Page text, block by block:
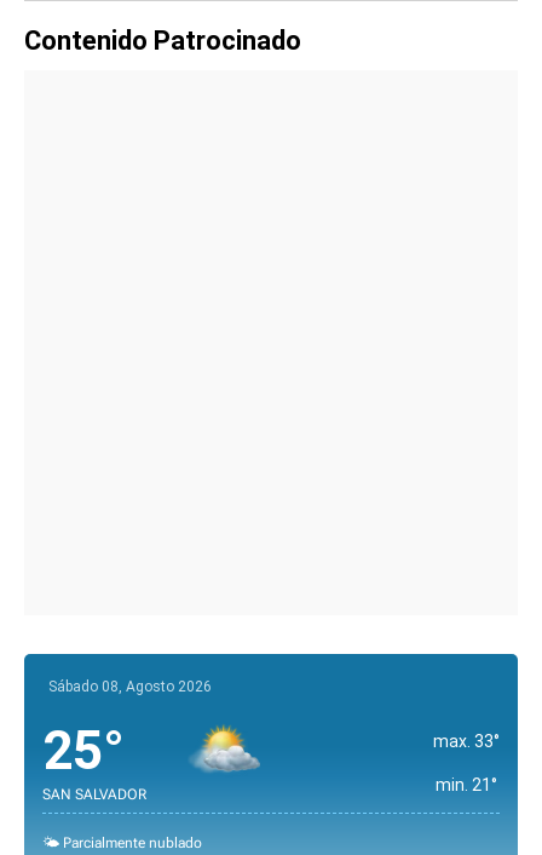
Contenido Patrocinado
Sábado 08, Agosto 2026
25°
SAN SALVADOR
max. 33°
min. 21°
🌤️ Parcialmente nublado